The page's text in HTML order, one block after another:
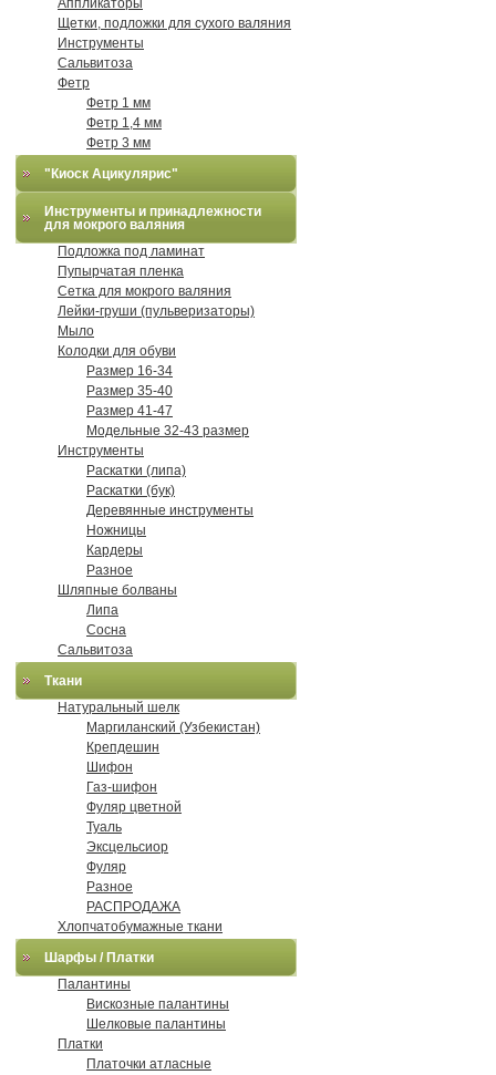
Аппликаторы
Щетки, подложки для сухого валяния
Инструменты
Сальвитоза
Фетр
Фетр 1 мм
Фетр 1,4 мм
Фетр 3 мм
"Киоск Ацикулярис"
Инструменты и принадлежности
для мокрого валяния
Подложка под ламинат
Пупырчатая пленка
Сетка для мокрого валяния
Лейки-груши (пульверизаторы)
Мыло
Колодки для обуви
Размер 16-34
Размер 35-40
Размер 41-47
Модельные 32-43 размер
Инструменты
Раскатки (липа)
Раскатки (бук)
Деревянные инструменты
Ножницы
Кардеры
Разное
Шляпные болваны
Липа
Сосна
Сальвитоза
Ткани
Натуральный шелк
Маргиланский (Узбекистан)
Крепдешин
Шифон
Газ-шифон
Фуляр цветной
Туаль
Эксцельсиор
Фуляр
Разное
РАСПРОДАЖА
Хлопчатобумажные ткани
Шарфы / Платки
Палантины
Вискозные палантины
Шелковые палантины
Платки
Платочки атласные